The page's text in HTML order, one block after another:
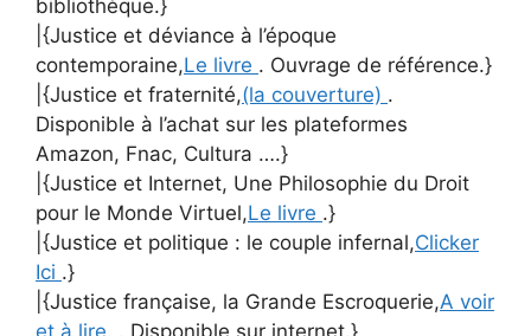
bibliothèque.}
|{Justice et déviance à l’époque
contemporaine,Le livre . Ouvrage de référence.}
|{Justice et fraternité,(la couverture) .
Disponible à l’achat sur les plateformes
Amazon, Fnac, Cultura ….}
|{Justice et Internet, Une Philosophie du Droit
pour le Monde Virtuel,Le livre .}
|{Justice et politique : le couple infernal,Clicker
Ici .}
|{Justice française, la Grande Escroquerie,A voir
et à lire. . Disponible sur internet.}